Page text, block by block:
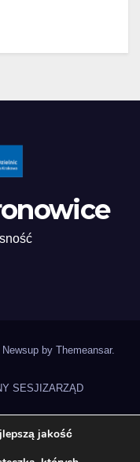
by Themeansar.
SESJI ZARZĄD
STATUT DZIELNICY
jakość